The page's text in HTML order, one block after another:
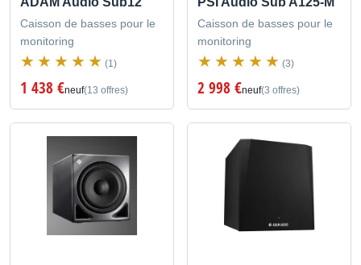
Caisson de basses pour le
monitoring
(1)
1 438 €neuf(13 offres)
Caisson de basses pour le
monitoring
(3)
2 998 €neuf(3 offres)